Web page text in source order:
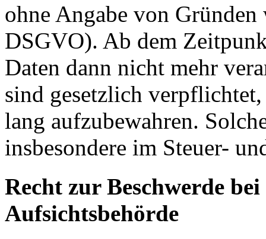
ohne Angabe von
DSGVO). Ab dem
Daten dann nicht mehr
sind gesetzlich
lang aufzubewahren.
insbesondere im Steuer-
Recht zur Beschwerde
Aufsichtsbehörde